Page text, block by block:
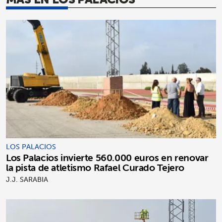
LOS PALACIOS
Los Palacios invierte 560.000 euros en renovar
la pista de atletismo Rafael Curado Tejero
J.J. SARABIA